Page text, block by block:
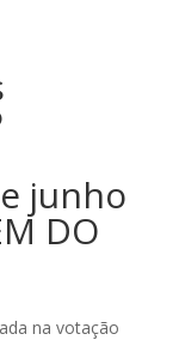
junho
DO
na votação